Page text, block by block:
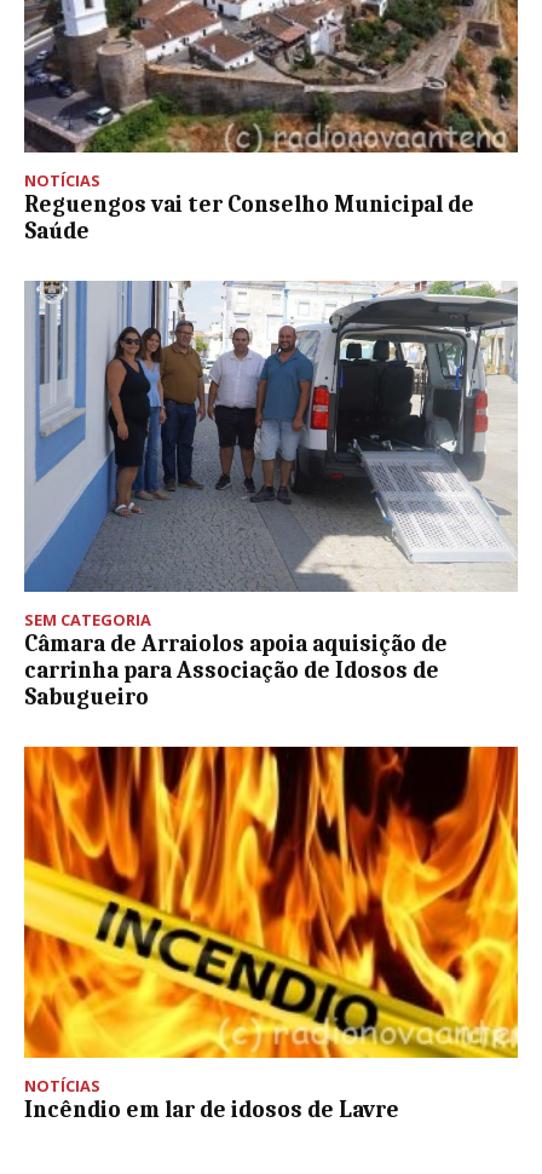
NOTÍCIAS
Reguengos vai ter Conselho Municipal de
Saúde
SEM CATEGORIA
Câmara de Arraiolos apoia aquisição de
carrinha para Associação de Idosos de
Sabugueiro
NOTÍCIAS
Incêndio em lar de idosos de Lavre